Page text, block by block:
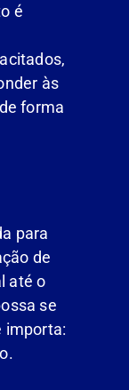
é
às
forma
para
de
até o
se
importa: